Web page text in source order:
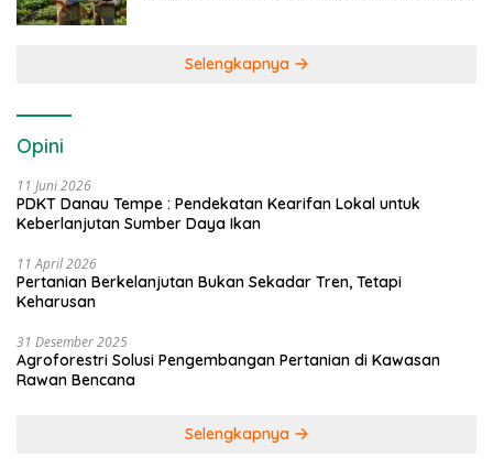
Selengkapnya
Opini
11 Juni 2026
PDKT Danau Tempe : Pendekatan Kearifan Lokal untuk
Keberlanjutan Sumber Daya Ikan
11 April 2026
Pertanian Berkelanjutan Bukan Sekadar Tren, Tetapi
Keharusan
31 Desember 2025
Agroforestri Solusi Pengembangan Pertanian di Kawasan
Rawan Bencana
Selengkapnya